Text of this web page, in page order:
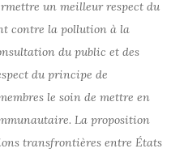
un meilleur respect du
contre la pollution à la
du public et des
du principe de
le soin de mettre en
La proposition
transfrontières entre États